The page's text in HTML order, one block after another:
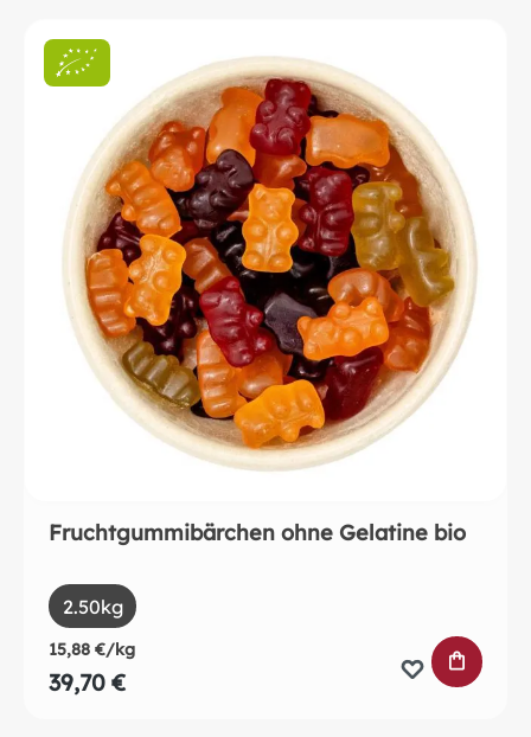
Fruchtgummibärchen ohne Gelatine bio
Sizeauswählen
2.50kg
15,88 €/kg
39,70 €
IN DEN